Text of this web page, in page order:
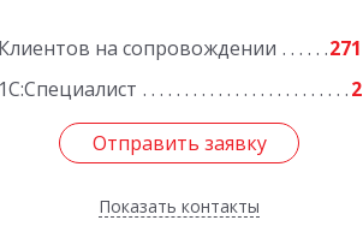
Клиентов на сопровождении
271
1С:Специалист
2
Отправить заявку
Показать контакты
Подробнее
Отправить заявку
Назад